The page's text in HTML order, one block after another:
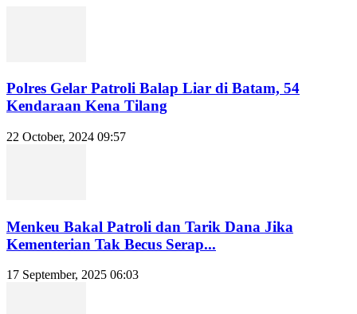
Polres Gelar Patroli Balap Liar di Batam, 54
Kendaraan Kena Tilang
22 October, 2024 09:57
Menkeu Bakal Patroli dan Tarik Dana Jika
Kementerian Tak Becus Serap...
17 September, 2025 06:03